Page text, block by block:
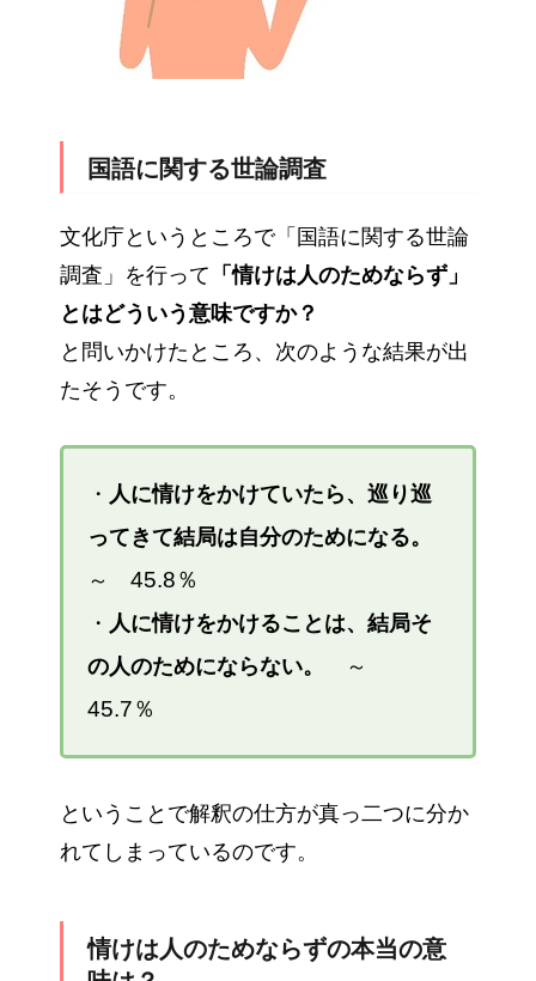
国語に関する世論調査
文化庁というところで「国語に関する世論
調査」を行って 「情けは人のためならず」
とはどういう意味ですか？
と問いかけたところ、次のような結果が出
たそうです。
・ 人に情けをかけていたら、巡り巡
ってきて結局は自分のためになる。
～ 45.8％
・ 人に情けをかけることは、結局そ
の人のためにならない。
～
45.7％
ということで解釈の仕方が真っ二つに分か
れてしまっているのです。
情けは人のためならずの本当の意